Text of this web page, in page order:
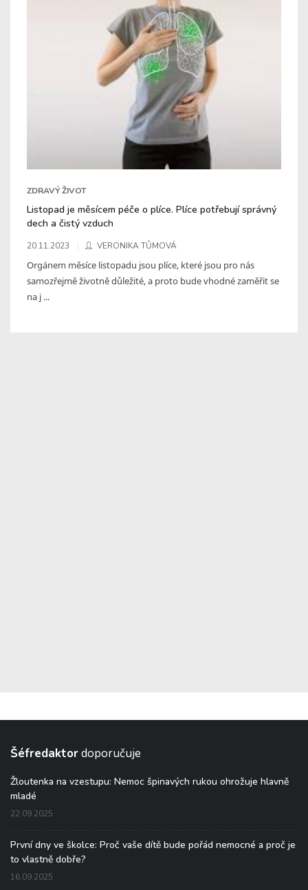
ZDRAVÝ ŽIVOT
Listopad je měsícem péče o plíce. Plíce potřebují správný
dech a čistý vzduch
20.11.2023 VERONIKA TŮMOVÁ
Orgánem měsíce listopadu jsou plíce, které jsou pro nás
samozřejmě životně důležité, a proto bude vhodné zaměřit se
na j ...
Šéfredaktordoporučuje
Žloutenka na vzestupu: Nemoc špinavých rukou ohrožuje hlavně
mladé
22.09.2025
První dny ve školce: Proč vaše dítě bude pořád nemocné a proč je
to vlastně dobře?
16.09.2025